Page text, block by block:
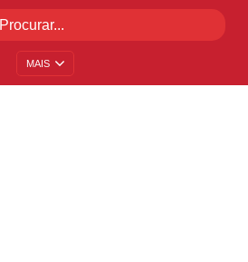
MAIS